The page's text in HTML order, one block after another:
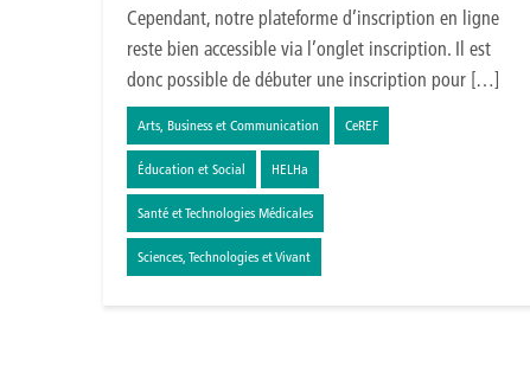
Cependant, notre plateforme d’inscription en ligne
reste bien accessible via l’onglet inscription. Il est
donc possible de débuter une inscription pour […]
Arts, Business et Communication CeREF
Éducation et Social HELHa
Santé et Technologies Médicales
Sciences, Technologies et Vivant